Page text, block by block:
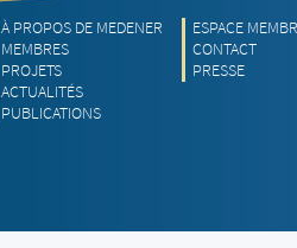
À PROPOS DE MEDENER
MEMBRES
PROJETS
ACTUALITÉS
PUBLICATIONS
ESPACE
CONTACT
PRESSE